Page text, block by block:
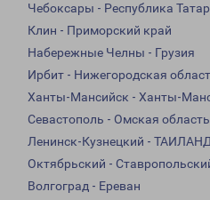
Чебоксары - Республика
Клин - Приморский край
Набережные Челны - Грузия
Ирбит - Нижегородская
Ханты-Мансийск - Ханты-
Севастополь - Омская область
Ленинск-Кузнецкий -
Октябрьский -
Волгоград - Ереван